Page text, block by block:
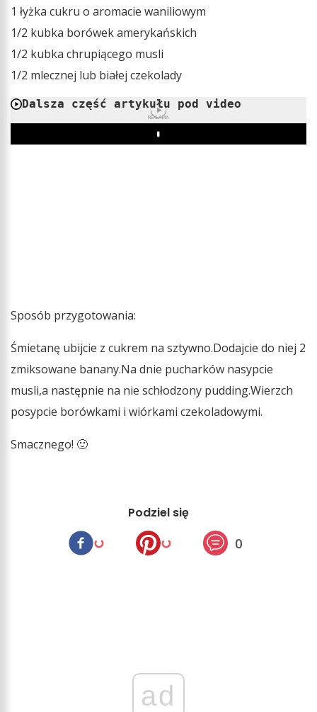
1 łyżka cukru o aromacie waniliowym
1/2 kubka borówek amerykańskich
1/2 kubka chrupiącego musli
1/2 mlecznej lub białej czekolady
Dalsza część artykułu pod video
REKLAMA
Play
Sposób przygotowania:
Śmietanę ubijcie z cukrem na sztywno.Dodajcie do niej 2
zmiksowane banany.Na dnie pucharków nasypcie
musli,a następnie na nie schłodzony pudding.Wierzch
posypcie borówkami i wiórkami czekoladowymi.
Smacznego! 🙂
Podziel się
0
ad